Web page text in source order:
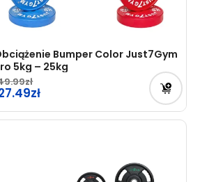
Bumper Color Just7Gym
5kg – 25kg